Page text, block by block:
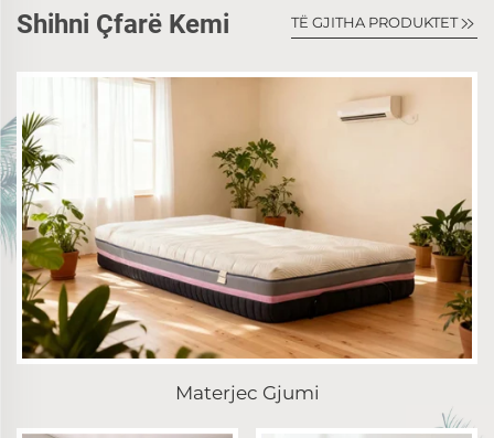
Shihni Çfarë Kemi TË GJITHA PRODUKTET
Materjec Gjumi